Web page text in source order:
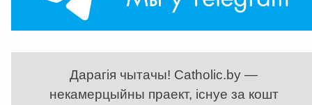
Дарагія чытачы! Catholic.by —
некамерцыйны праект, існуе за кошт